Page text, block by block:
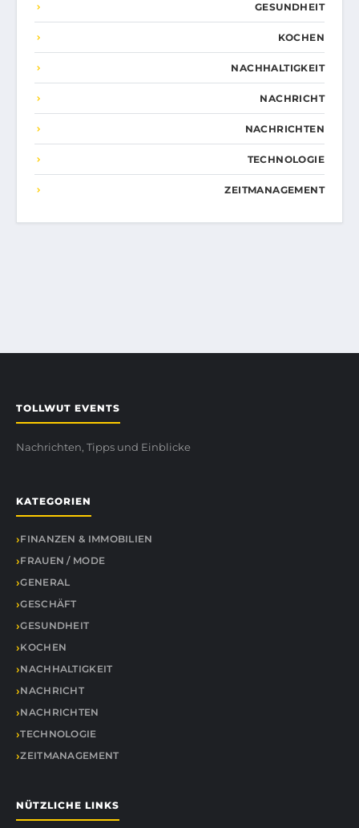
GESUNDHEIT
KOCHEN
NACHHALTIGKEIT
NACHRICHT
NACHRICHTEN
TECHNOLOGIE
ZEITMANAGEMENT
TOLLWUT EVENTS
Nachrichten, Tipps und Einblicke
KATEGORIEN
FINANZEN & IMMOBILIEN
FRAUEN / MODE
GENERAL
GESCHÄFT
GESUNDHEIT
KOCHEN
NACHHALTIGKEIT
NACHRICHT
NACHRICHTEN
TECHNOLOGIE
ZEITMANAGEMENT
NÜTZLICHE LINKS